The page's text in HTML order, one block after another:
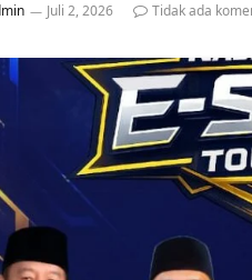
Juli 2, 2026 Tidak ada